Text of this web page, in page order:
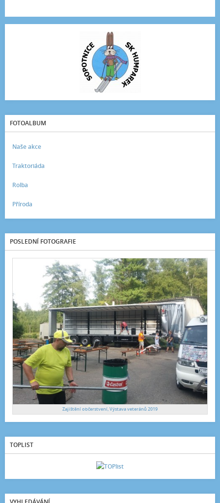
FOTOALBUM
Naše akce
Traktoriáda
Rolba
Příroda
POSLEDNÍ FOTOGRAFIE
Zajištění občerstvení, Výstava veteránů 2019
TOPLIST